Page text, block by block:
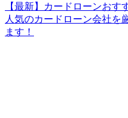
【最新】カードローンおす
人気のカードローン会社を
ます！